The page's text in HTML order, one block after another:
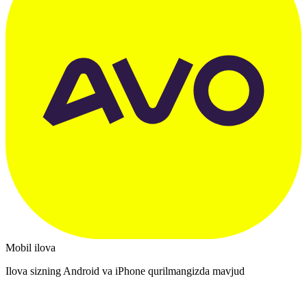
Mobil ilova
Ilova sizning Android va iPhone qurilmangizda mavjud